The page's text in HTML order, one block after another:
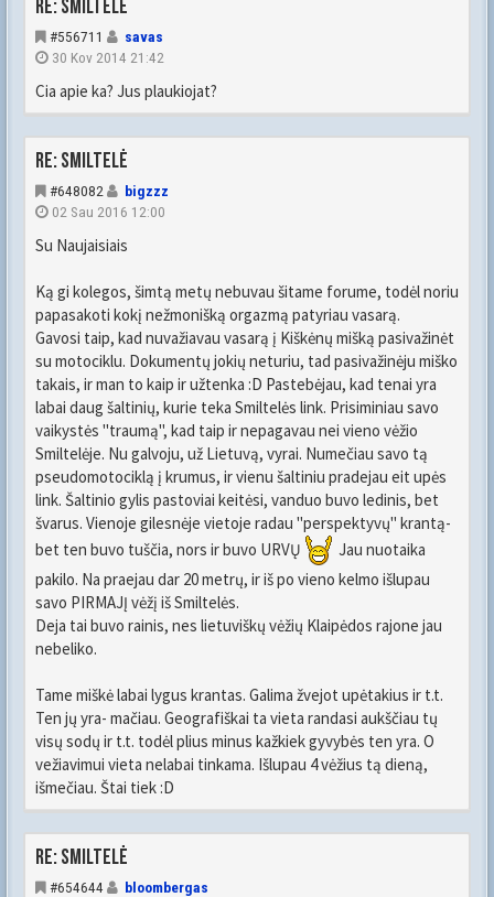
Re: Smiltelė
#556711
savas
30 Kov 2014 21:42
Cia apie ka? Jus plaukiojat?
Re: Smiltelė
#648082
bigzzz
02 Sau 2016 12:00
Su Naujaisiais
Ką gi kolegos, šimtą metų nebuvau šitame forume, todėl noriu
papasakoti kokį nežmonišką orgazmą patyriau vasarą.
Gavosi taip, kad nuvažiavau vasarą į Kiškėnų mišką pasivažinėt
su motociklu. Dokumentų jokių neturiu, tad pasivažinėju miško
takais, ir man to kaip ir užtenka :D Pastebėjau, kad tenai yra
labai daug šaltinių, kurie teka Smiltelės link. Prisiminiau savo
vaikystės "traumą", kad taip ir nepagavau nei vieno vėžio
Smiltelėje. Nu galvoju, už Lietuvą, vyrai. Numečiau savo tą
pseudomotociklą į krumus, ir vienu šaltiniu pradejau eit upės
link. Šaltinio gylis pastoviai keitėsi, vanduo buvo ledinis, bet
švarus. Vienoje gilesnėje vietoje radau "perspektyvų" krantą-
bet ten buvo tuščia, nors ir buvo URVŲ
Jau nuotaika
pakilo. Na praejau dar 20 metrų, ir iš po vieno kelmo išlupau
savo PIRMAJĮ vėžį iš Smiltelės.
Deja tai buvo rainis, nes lietuviškų vėžių Klaipėdos rajone jau
nebeliko.
Tame miškė labai lygus krantas. Galima žvejot upėtakius ir t.t.
Ten jų yra- mačiau. Geografiškai ta vieta randasi aukščiau tų
visų sodų ir t.t. todėl plius minus kažkiek gyvybės ten yra. O
vežiavimui vieta nelabai tinkama. Išlupau 4 vėžius tą dieną,
išmečiau. Štai tiek :D
Re: Smiltelė
#654644
bloombergas